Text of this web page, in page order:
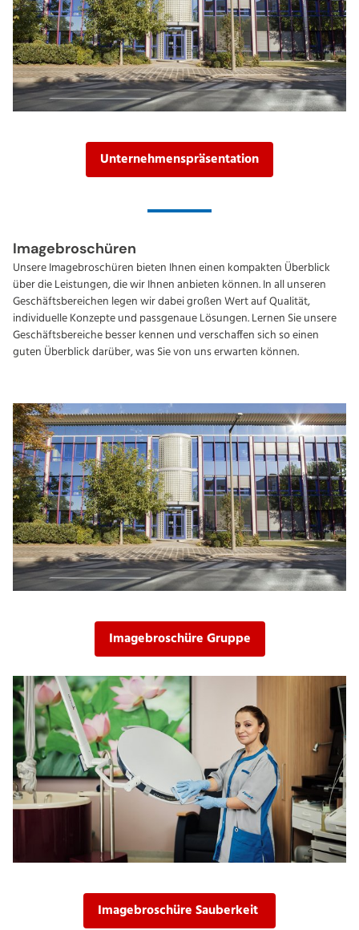
Unternehmenspräsentation
Imagebroschüren
Unsere Imagebroschüren bieten Ihnen einen kompakten Überblick
über die Leistungen, die wir Ihnen anbieten können. In all unseren
Geschäftsbereichen legen wir dabei großen Wert auf Qualität,
individuelle Konzepte und passgenaue Lösungen. Lernen Sie unsere
Geschäftsbereiche besser kennen und verschaffen sich so einen
guten Überblick darüber, was Sie von uns erwarten können.
Imagebroschüre Gruppe
Imagebroschüre Sauberkeit